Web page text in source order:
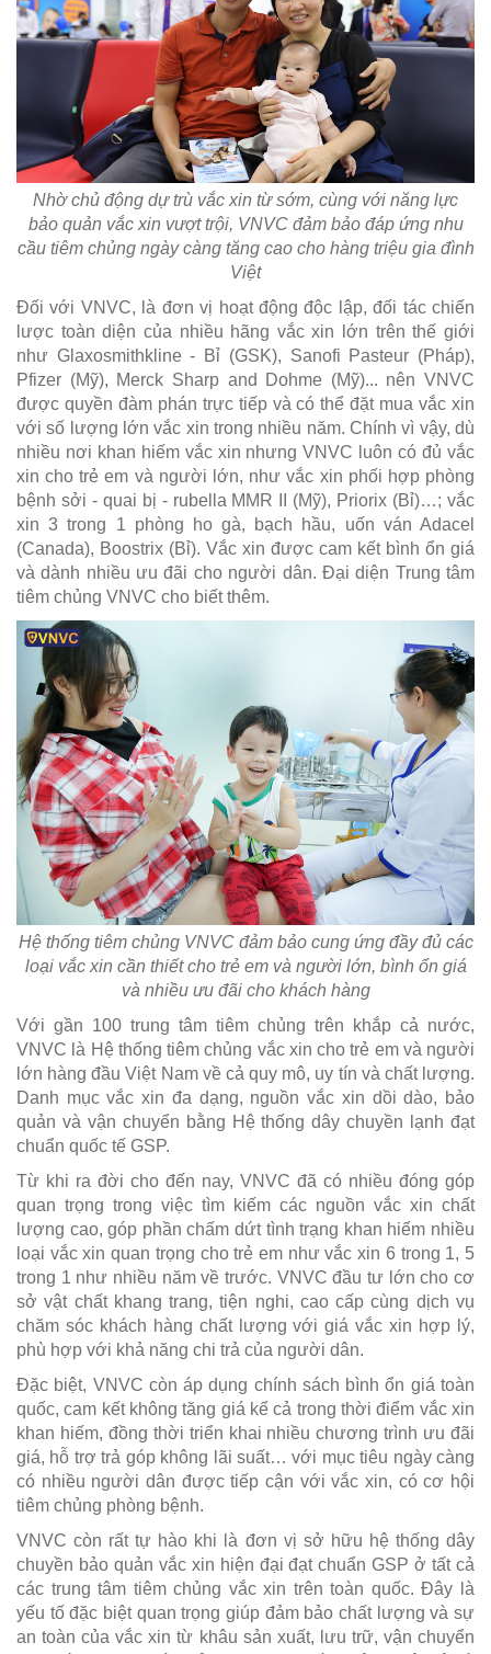
Nhờ chủ động dự trù vắc xin từ sớm, cùng với năng lực
bảo quản vắc xin vượt trội, VNVC đảm bảo đáp ứng nhu
cầu tiêm chủng ngày càng tăng cao cho hàng triệu gia đình
Việt
Đối với VNVC, là đơn vị hoạt động độc lập, đối tác chiến
lược toàn diện của nhiều hãng vắc xin lớn trên thế giới
như Glaxosmithkline - Bỉ (GSK), Sanofi Pasteur (Pháp),
Pfizer (Mỹ), Merck Sharp and Dohme (Mỹ)... nên VNVC
được quyền đàm phán trực tiếp và có thể đặt mua vắc xin
với số lượng lớn vắc xin trong nhiều năm. Chính vì vậy, dù
nhiều nơi khan hiếm vắc xin nhưng VNVC luôn có đủ vắc
xin cho trẻ em và người lớn, như vắc xin phối hợp phòng
bệnh sởi - quai bị - rubella MMR II (Mỹ), Priorix (Bỉ)…; vắc
xin 3 trong 1 phòng ho gà, bạch hầu, uốn ván Adacel
(Canada), Boostrix (Bỉ). Vắc xin được cam kết bình ổn giá
và dành nhiều ưu đãi cho người dân. Đại diện Trung tâm
tiêm chủng VNVC cho biết thêm.
Hệ thống tiêm chủng VNVC đảm bảo cung ứng đầy đủ các
loại vắc xin cần thiết cho trẻ em và người lớn, bình ổn giá
và nhiều ưu đãi cho khách hàng
Với gần 100 trung tâm tiêm chủng trên khắp cả nước,
VNVC là Hệ thống tiêm chủng vắc xin cho trẻ em và người
lớn hàng đầu Việt Nam về cả quy mô, uy tín và chất lượng.
Danh mục vắc xin đa dạng, nguồn vắc xin dồi dào, bảo
quản và vận chuyển bằng Hệ thống dây chuyền lạnh đạt
chuẩn quốc tế GSP.
Từ khi ra đời cho đến nay, VNVC đã có nhiều đóng góp
quan trọng trong việc tìm kiếm các nguồn vắc xin chất
lượng cao, góp phần chấm dứt tình trạng khan hiếm nhiều
loại vắc xin quan trọng cho trẻ em như vắc xin 6 trong 1, 5
trong 1 như nhiều năm về trước. VNVC đầu tư lớn cho cơ
sở vật chất khang trang, tiện nghi, cao cấp cùng dịch vụ
chăm sóc khách hàng chất lượng với giá vắc xin hợp lý,
phù hợp với khả năng chi trả của người dân.
Đặc biệt, VNVC còn áp dụng chính sách bình ổn giá toàn
quốc, cam kết không tăng giá kể cả trong thời điểm vắc xin
khan hiếm, đồng thời triển khai nhiều chương trình ưu đãi
giá, hỗ trợ trả góp không lãi suất… với mục tiêu ngày càng
có nhiều người dân được tiếp cận với vắc xin, có cơ hội
tiêm chủng phòng bệnh.
VNVC còn rất tự hào khi là đơn vị sở hữu hệ thống dây
chuyền bảo quản vắc xin hiện đại đạt chuẩn GSP ở tất cả
các trung tâm tiêm chủng vắc xin trên toàn quốc. Đây là
yếu tố đặc biệt quan trọng giúp đảm bảo chất lượng và sự
an toàn của vắc xin từ khâu sản xuất, lưu trữ, vận chuyển